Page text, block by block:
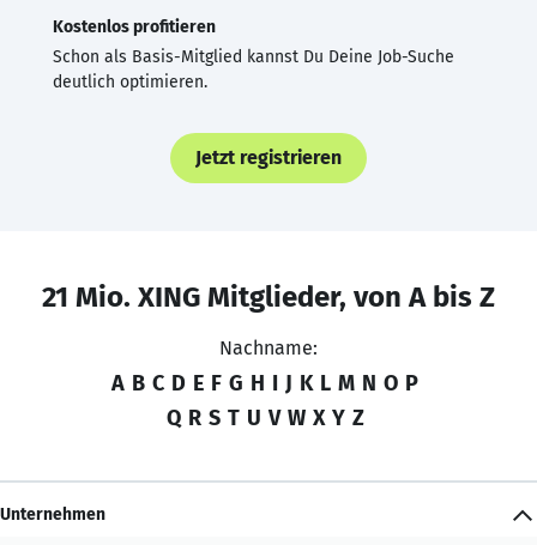
Kostenlos profitieren
Schon als Basis-Mitglied kannst Du Deine Job-Suche
deutlich optimieren.
Jetzt registrieren
21 Mio. XING Mitglieder, von A bis Z
Nachname:
A B C D E F G H I J K L M N O P
Q R S T U V W X Y Z
Unternehmen